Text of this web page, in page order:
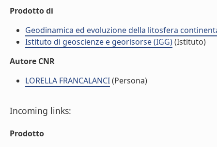
Prodotto di
Geodinamica ed evoluzione della litosfera
Istituto di geoscienze e georisorse (IGG)(Istituto)
Autore CNR
LORELLA FRANCALANCI(Persona)
Incoming links:
Prodotto